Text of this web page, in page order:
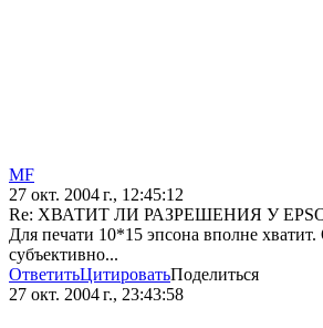
MF
27 окт. 2004 г., 12:45:12
Re: ХВАТИТ ЛИ РАЗРЕШЕНИЯ У
Для печати 10*15 эпсона вполне
субъективно...
ОтветитьЦитироватьПоделиться
27 окт. 2004 г., 23:43:58